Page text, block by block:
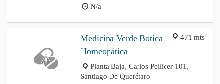
N/a
471 mts
Medicina Verde Botica
Homeopática
Planta Baja, Carlos Pellicer 101,
Santiago De Querétaro